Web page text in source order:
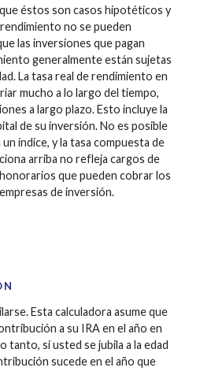
éstos son casos hipotéticos y
no se pueden
las inversiones que pagan
generalmente están sujetas
La tasa real de rendimiento en
mucho a lo largo del tiempo,
a largo plazo. Esto incluye la
de su inversión. No es posible
índice, y la tasa compuesta de
arriba no refleja cargos de
que pueden cobrar los
de inversión.
Esta calculadora asume que
a su IRA en el año en
tanto, si usted se jubila a la edad
sucede en el año que